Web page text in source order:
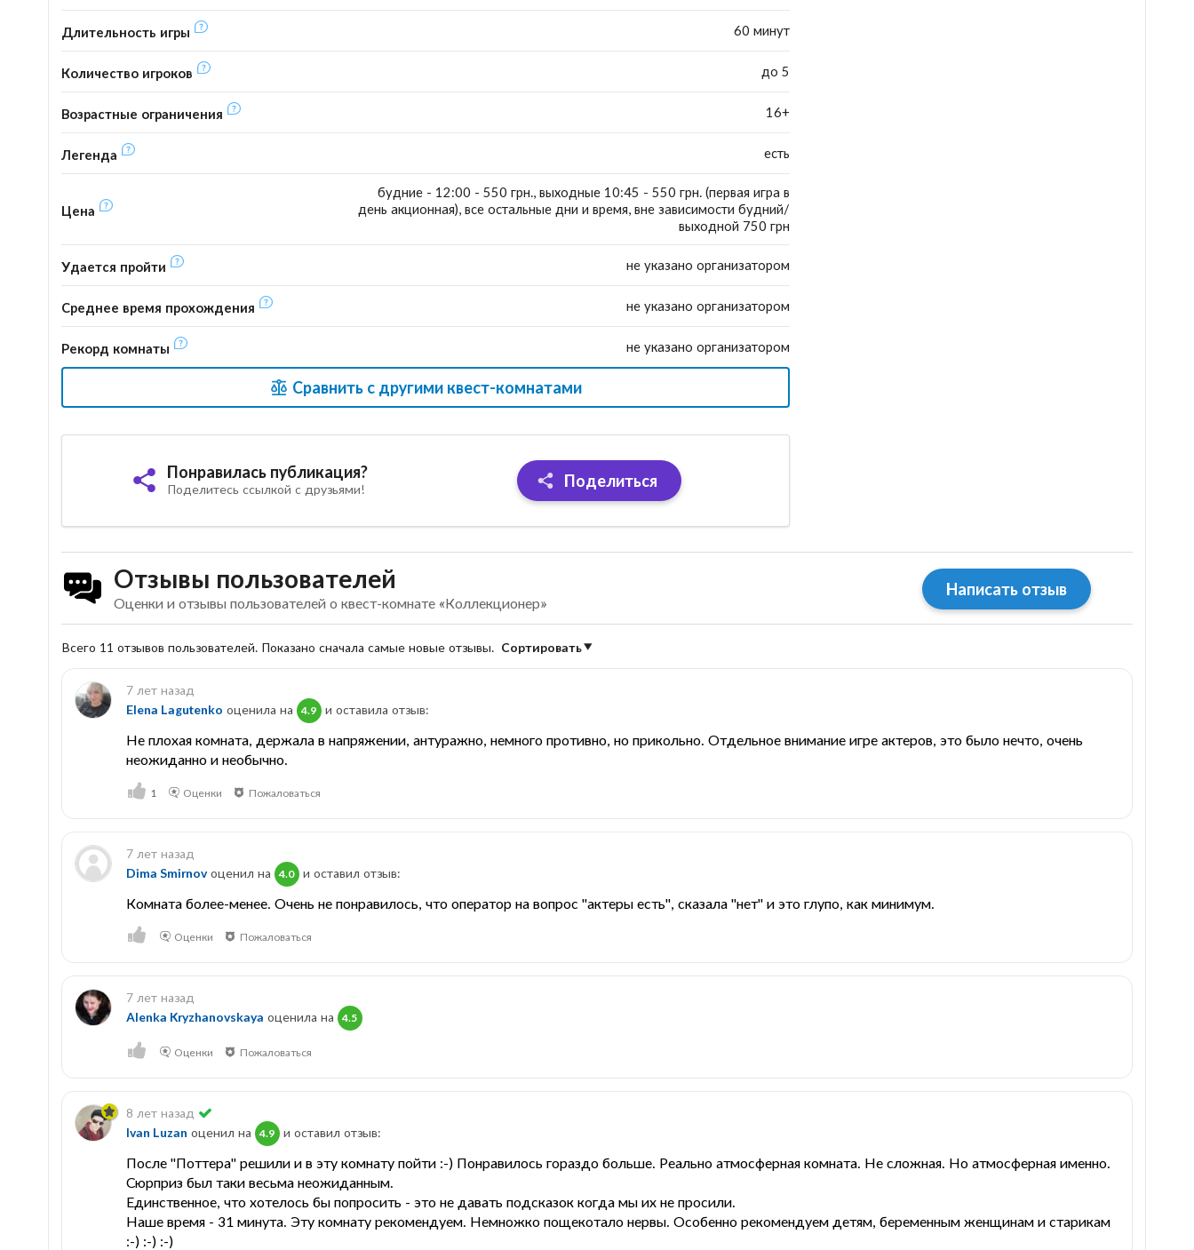
Длительность игры 60 минут
Количество игроков до 5
Возрастные ограничения 16+
Легенда есть
Цена
будние - 12:00 - 550 грн., выходные 10:45 - 550 грн. (первая игра в
день акционная), все остальные дни и время, вне зависимости будний/
выходной 750 грн
Удается пройти не указано организатором
Среднее время прохождения не указано организатором
Рекорд комнаты не указано организатором
Сравнить с другими квест-комнатами
Понравилась публикация?
Поделитесь ссылкой с друзьями! Поделиться
Отзывы пользователей
Оценки и отзывы пользователей о квест-комнате «Коллекционер»
Написать отзыв
Всего 11 отзывов пользователей. Показано сначала самые новые отзывы. Сортировать
7 лет назад
Elena Lagutenko оценила на 4.9 и оставила отзыв:
Не плохая комната, держала в напряжении, антуражно, немного противно, но прикольно. Отдельное внимание игре актеров, это было нечто, очень
неожиданно и необычно.
1 Оценки Пожаловаться
7 лет назад
Dima Smirnovоценил на 4.0 и оставил отзыв:
Комната более-менее. Очень не понравилось, что оператор на вопрос "актеры есть", сказала "нет" и это глупо, как минимум.
Оценки Пожаловаться
7 лет назад
Alenka Kryzhanovskaya оценила на 4.5
Оценки Пожаловаться
8 лет назад
Ivan Luzan оценил на 4.9 и оставил отзыв:
После "Поттера" решили и в эту комнату пойти :-) Понравилось гораздо больше. Реально атмосферная комната. Не сложная. Но атмосферная именно.
Сюрприз был таки весьма неожиданным.
Единственное, что хотелось бы попросить - это не давать подсказок когда мы их не просили.
Наше время - 31 минута. Эту комнату рекомендуем. Немножко пощекотало нервы. Особенно рекомендуем детям, беременным женщинам и старикам
:-) :-) :-)